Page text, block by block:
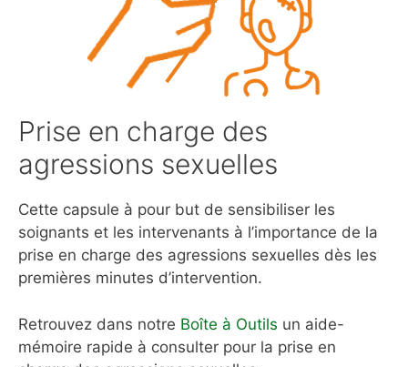
Prise en charge des
agressions sexuelles
Cette capsule à pour but de sensibiliser les
soignants et les intervenants à l’importance de la
prise en charge des agressions sexuelles dès les
premières minutes d’intervention.
Retrouvez dans notre Boîte à Outils un aide-
mémoire rapide à consulter pour la prise en